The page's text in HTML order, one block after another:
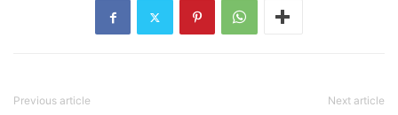
Previous article Next article